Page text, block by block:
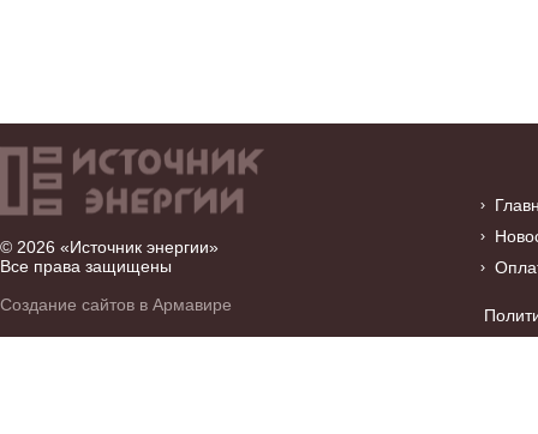
© 2026 «Источник энергии»
Все права защищены
Создание сайтов в Армавире